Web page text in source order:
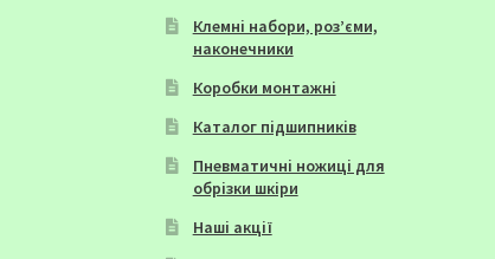
Клемні набори, роз’єми,
наконечники
Коробки монтажні
Каталог підшипників
Пневматичні ножиці для
обрізки шкіри
Наші акції